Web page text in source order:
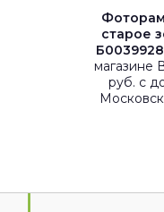
старое
Б0039928
магазине
руб. с